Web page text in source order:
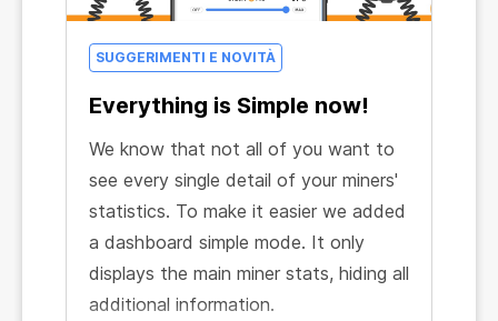
SUGGERIMENTI E NOVITÀ
Everything is Simple now!
We know that not all of you want to
see every single detail of your miners'
statistics. To make it easier we added
a dashboard simple mode. It only
displays the main miner stats, hiding all
additional information.